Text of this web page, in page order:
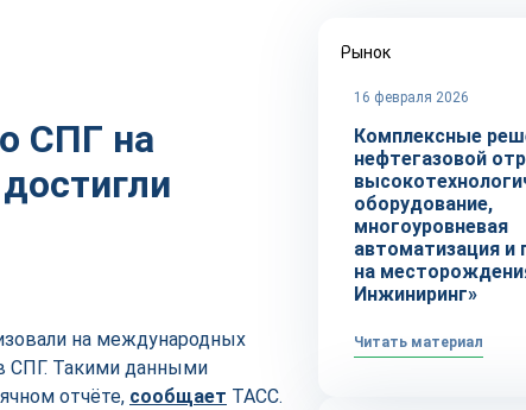
СПГ на
на международных
СПГ. Такими данными
отчёте, сообщает ТАСС.
Рынок
16 февраля 2026
Комплексные
нефтегазовой
оборудование,
многоуровневая
автоматизация и
на
Инжиниринг»
Читать материал